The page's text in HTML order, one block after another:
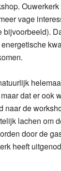
vage
bijvoorbeeld).
dat er ook
naar de
lachen om
door de
heeft